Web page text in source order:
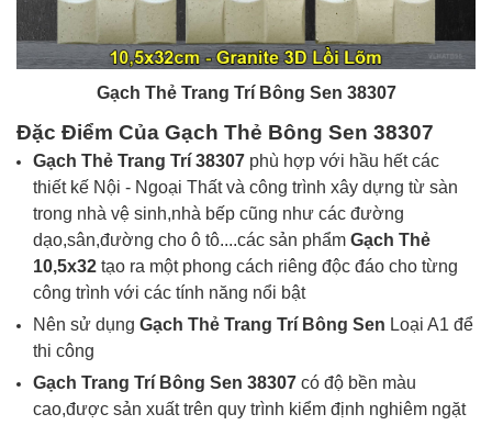
Gạch Thẻ Trang Trí Bông Sen 38307
Đặc Điểm Của Gạch Thẻ Bông Sen 38307
Gạch Thẻ Trang Trí 38307 phù hợp với hầu hết các
thiết kế Nội - Ngoại Thất và công trình xây dựng từ sàn
trong nhà vệ sinh,nhà bếp cũng như các đường
dạo,sân,đường cho ô tô....các sản phẩm Gạch Thẻ
10,5x32 tạo ra một phong cách riêng độc đáo cho từng
công trình với các tính năng nổi bật
Nên sử dụng Gạch Thẻ Trang Trí Bông Sen Loại A1 để
thi công
Gạch Trang Trí Bông Sen 38307 có độ bền màu
cao,được sản xuất trên quy trình kiểm định nghiêm ngặt